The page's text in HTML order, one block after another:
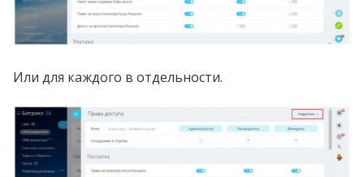
Или для каждого в отдельности.